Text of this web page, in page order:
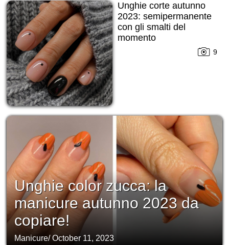
Unghie corte autunno
2023: semipermanente
con gli smalti del
momento
9
Unghie color zucca: la
manicure autunno 2023 da
copiare!
Manicure/October 11, 2023